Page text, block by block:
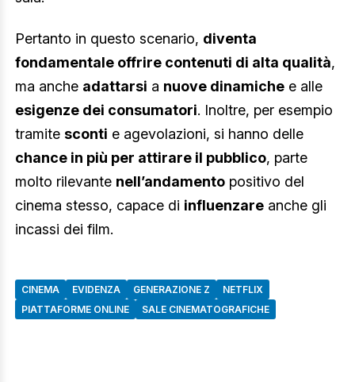
Pertanto in questo scenario, diventa
fondamentale offrire contenuti di alta qualità,
ma anche adattarsi a nuove dinamiche e alle
esigenze dei consumatori. Inoltre, per esempio
tramite sconti e agevolazioni, si hanno delle
chance in più per attirare il pubblico, parte
molto rilevante nell’andamento positivo del
cinema stesso, capace di influenzare anche gli
incassi dei film.
CINEMA EVIDENZA GENERAZIONE Z
NETFLIX
PIATTAFORME ONLINE
SALE CINEMATOGRAFICHE